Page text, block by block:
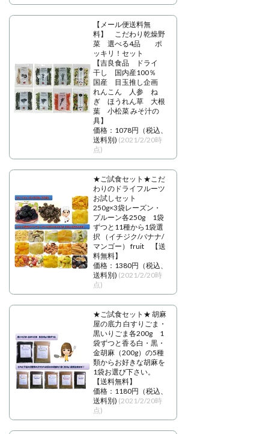
【メール便送料無
料】 こだわり乾燥野
菜 選べる4品 ポ
ッキリ！セット
【吉良食品 ドライ
干し 国内産100％
国産 目玉推し企画
れんこん 人参 ね
ぎ ほうれん草 大根
葉 小松菜 みそ汁の
具】
価格：1078円（税込、
送料別) (2021/2/20時
点)
★ご試食セット★こだ
わりのドライフルーツ
お試しセット
250g×3袋レーズン・
プルーン各250g 1袋
ずつと11種から1袋選
択 （イチジク/バナナ/
マンゴー） fruit 【送
料無料】
価格：1380円（税込、
送料別) (2021/2/20時
点)
★ご試食セット★ 胡麻
屋の底力 白すりごま・
黒いりごま各200g 1
袋ずつと香る白・黒・
金胡麻（200g）の5種
類からお好きな胡麻を
1袋お選び下さい。
【送料無料】
価格：1180円（税込、
送料別) (2021/2/20時
点)